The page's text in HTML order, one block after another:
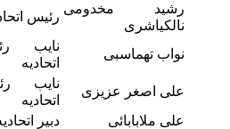
رشید مخدومی
نالکیاشری
رئیس
نواب تهماسبی
نایب
اتحادیه
علی اصغر عزیزی
نایب
اتحادیه
علی ملابابائی
دبیر